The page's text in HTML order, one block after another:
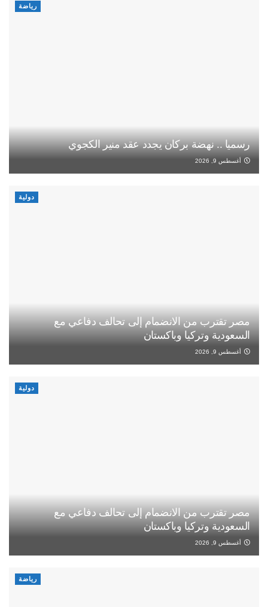
رياضة
رسميا .. نهضة بركان يجدد عقد منير الكجوي
أغسطس 9, 2026
دولية
مصر تقترب من الانضمام إلى تحالف دفاعي مع
السعودية وتركيا وباكستان
أغسطس 9, 2026
دولية
مصر تقترب من الانضمام إلى تحالف دفاعي مع
السعودية وتركيا وباكستان
أغسطس 9, 2026
رياضة